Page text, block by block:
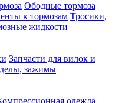
Ободные тормоза
к тормозам Тросики,
жидкости
Запчасти для вилок и
зажимы